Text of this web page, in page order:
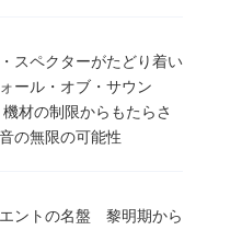
スペクターがたどり着い
ール・オブ・サウン
材の制限からもたらさ
の無限の可能性
ントの名盤 黎明期から